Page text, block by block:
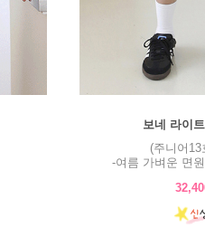
보네 라이
(주니어13
-여름 가벼운 면